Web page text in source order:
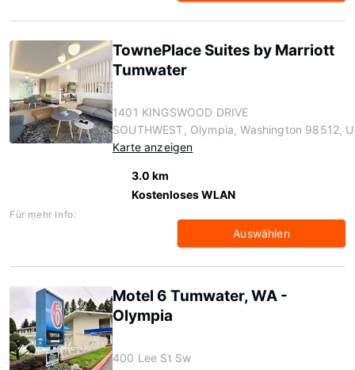
TownePlace Suites by Marriott
Tumwater
1401 KINGSWOOD DRIVE
SOUTHWEST, Olympia, Washington 98512,
Karte anzeigen
3.0 km
Kostenloses WLAN
Für mehr Info:
Auswählen
Motel 6 Tumwater, WA -
Olympia
400 Lee St Sw